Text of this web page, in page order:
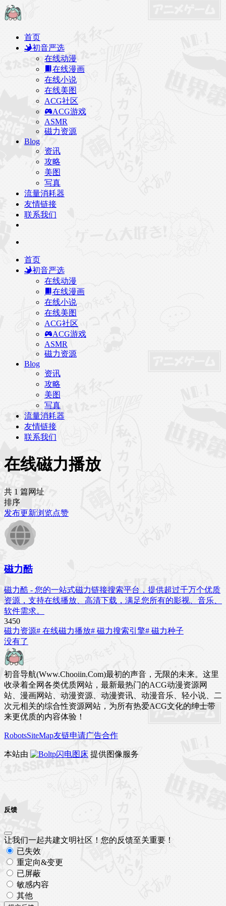
首页
初音严选
在线动漫
在线漫画
在线小说
在线美图
ACG社区
ACG游戏
ASMR
磁力资源
Blog
资讯
攻略
美图
写真
流量消耗器
友情链接
联系我们
首页
初音严选
在线动漫
在线漫画
在线小说
在线美图
ACG社区
ACG游戏
ASMR
磁力资源
Blog
资讯
攻略
美图
写真
流量消耗器
友情链接
联系我们
在线磁力播放
共 1 篇网址
排序
发布更新浏览点赞
磁力酷
磁力酷 - 您的一站式磁力链接搜索平台，提供超过千万个优质
资源，支持在线播放、高清下载，满足您所有的影视、音乐、
软件需求。
3450
磁力资源# 在线磁力播放# 磁力搜索引擎# 磁力种子
没有了
初音导航(Www.Chooiin.Com)最初的声音，无限的未来。这里
收录着全网各类优质网站，最新最热门的ACG动漫资源网
站、漫画网站、动漫资源、动漫资讯、动漫音乐、轻小说、二
次元相关的综合性资源网站，为所有热爱ACG文化的绅士带
来更优质的内容体验！
RobotsSiteMap友链申请广告合作
本站由 闪电图床 提供图像服务
反馈
让我们一起共建文明社区！您的反馈至关重要！
已失效
重定向&变更
已屏蔽
敏感内容
其他